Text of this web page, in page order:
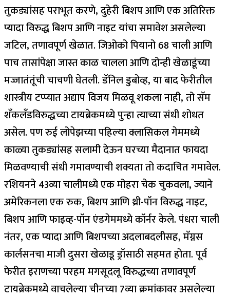
तुकड्यांसह पराभूत करणे, दुहेरी बिशप आणि एक अतिरिक्त
प्यादा विरुद्ध बिशप आणि नाइट यांचा समावेश असलेल्या
जटिल, तणावपूर्ण खेळात. जिओको पियानो 68 चाली आणि
पाच तासांपेक्षा जास्त काळ चालला आणि दोन्ही खेळाडूंच्या
मज्जातंतूंची चाचणी घेतली.डॅनिल डुबोव्ह, या बाद फेरीतील
शास्त्रीय टप्प्यात अद्याप विजय मिळवू शकला नाही, तो सॅम
शँकलँडविरुद्धच्या टायब्रेकमध्ये पुन्हा त्याच्या संधी शोधत
असेल. पण रुई लोपेझच्या पहिल्या क्लासिकल गेममध्ये
काळ्या तुकड्यांसह सलामी देऊन घरच्या मैदानात फायदा
मिळवण्याची संधी गमावण्याची शक्यता तो कदाचित गमावेल.
रशियनने 43व्या चालीमध्ये एक मोहरा चेक चुकवला, ज्याने
अमेरिकनला एक रुक, बिशप आणि थ्री-पॉन विरुद्ध नाइट,
बिशप आणि फाइव्ह-पॉन एंडगेममध्ये कॉर्नर केले. पंधरा चाली
नंतर, एक प्यादा आणि बिशपच्या अदलाबदलीसह, मॅग्नस
कार्लसनचा माजी दुसरा खेळाडू ड्रॉसाठी सहमत होता.पूर्व
फेरीत इराणच्या परहम मगसूदलू विरुद्धच्या तणावपूर्ण
टायब्रेकमध्ये वाचलेल्या चीनच्या 7व्या क्रमांकावर असलेल्या